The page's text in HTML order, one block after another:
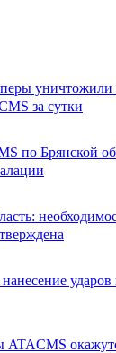
уничтожили
за сутки
по Брянской
ударов
ATACMS